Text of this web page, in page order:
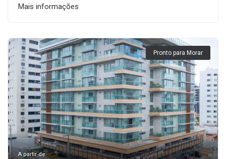
Mais informações
Pronto para Morar
A partir de: